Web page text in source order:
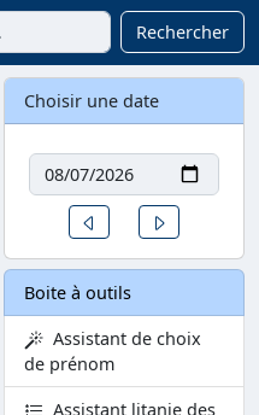
Rechercher
Choisir une date
Date
Un jour avant
Boite à outils
Assistant de choix
de prénom
Assistant litanie des